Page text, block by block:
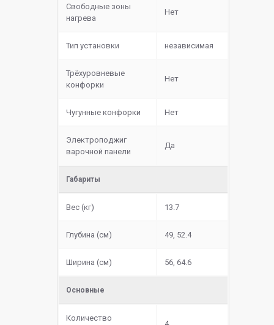
Свободные зоны
нагрева
Нет
Тип установки независимая
Трёхуровневые
конфорки
Нет
Чугунные конфорки Нет
Электроподжиг
варочной панели
Да
Габариты
Вес (кг) 13.7
Глубина (см) 49, 52.4
Ширина (см) 56, 64.6
Основные
Количество